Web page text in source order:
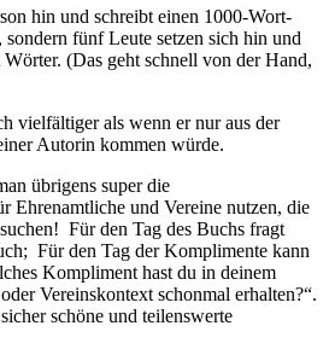
hin und schreibt einen 1000-Wort-
fünf Leute setzen sich hin und
(Das geht schnell von der Hand,
vielfältiger als wenn er nur aus der
Autorin kommen würde.
übrigens super die
Ehrenamtliche und Vereine nutzen, die
Für den Tag des Buchs fragt
Für den Tag der Komplimente kann
Kompliment hast du in deinem
Vereinskontext schonmal erhalten?“.
schöne und teilenswerte